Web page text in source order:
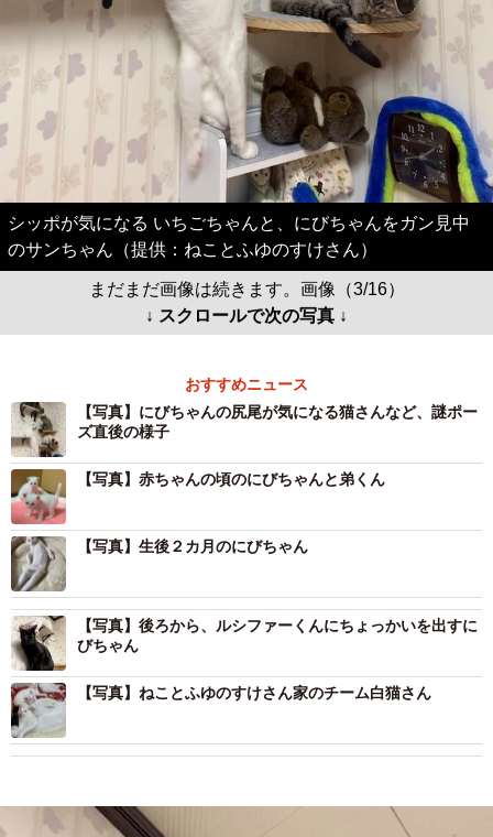
シッポが気になる いちごちゃんと、にびちゃんをガン見中
のサンちゃん（提供：ねことふゆのすけさん）
まだまだ画像は続きます。画像（3/16）
↓ スクロールで次の写真 ↓
おすすめニュース
【写真】にびちゃんの尻尾が気になる猫さんなど、謎ポー
ズ直後の様子
【写真】赤ちゃんの頃のにびちゃんと弟くん
【写真】生後２カ月のにびちゃん
【写真】後ろから、ルシファーくんにちょっかいを出すに
びちゃん
【写真】ねことふゆのすけさん家のチーム白猫さん